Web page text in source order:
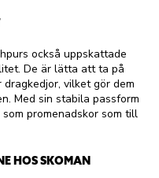
också uppskattade
De är lätta att ta på
vilket gör dem
Med sin stabila passform
promenadskor som till
HOS SKOMAN